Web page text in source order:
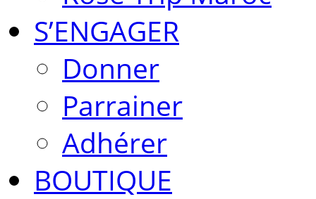
S’ENGAGER
Donner
Parrainer
Adhérer
BOUTIQUE